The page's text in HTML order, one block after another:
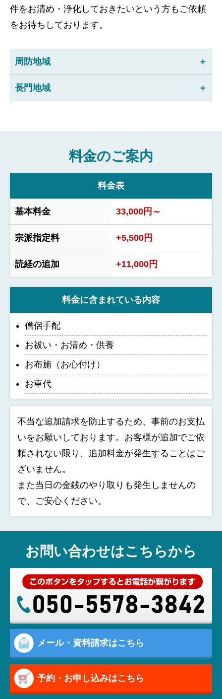
件をお清め・浄化しておきたいという方もご依頼
をお待ちしております。
周防地域
長門地域
料金のご案内
料金表
基本料金 33,000円～
宗派指定料 +5,500円
読経の追加 +11,000円
料金に含まれている内容
僧侶手配
お祓い・お清め・供養
お布施（お心付け）
お車代
不当な追加請求を防止するため、事前のお支払
いをお願いしております。お客様が追加でご依
頼されない限り、追加料金が発生することはご
ざいません。
また当日の金銭のやり取りも発生しませんの
で、ご安心ください。
お問い合わせはこちらから
メール・資料請求はこちら
予約・お申し込みはこちら